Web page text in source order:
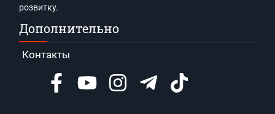
розвитку.
Дополнительно
Контакты